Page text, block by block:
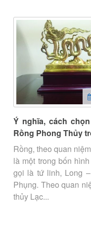
Ý nghĩa, cách
Rồng Phong Thủy
Rồng, theo quan
là một trong bốn
gọi là tứ linh, Long
Phụng. Theo quan
thủy Lạc...